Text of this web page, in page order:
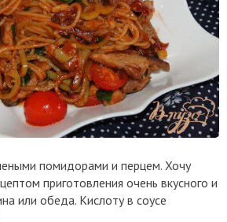
помидорами и перцем. Хочу
приготовления очень вкусного и
или обеда. Кислоту в соусе